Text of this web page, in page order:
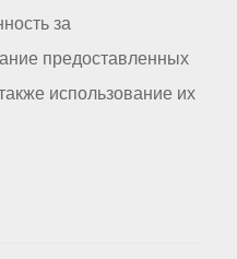
за
предоставленных
использование их